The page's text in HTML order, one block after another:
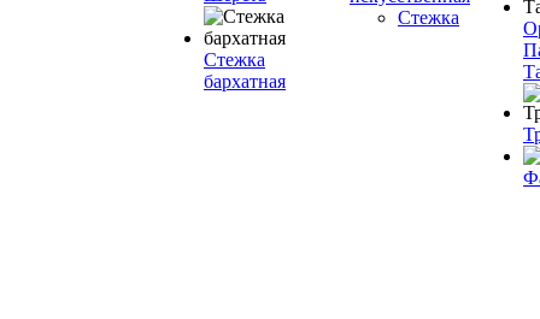
Стежка
бархатная
Стежка